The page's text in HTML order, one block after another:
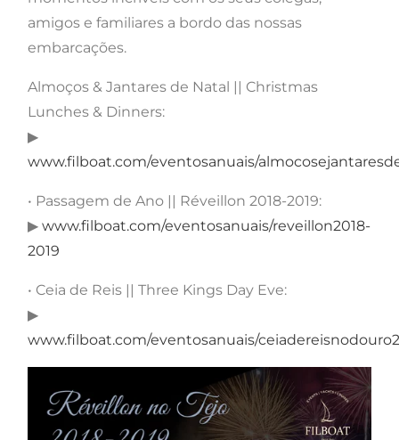
amigos e familiares a bordo das nossas
embarcações.
Almoços & Jantares de Natal || Christmas
Lunches & Dinners:
▶
www.filboat.com/eventosanuais/
• Passagem de Ano || Réveillon 2018-2019:
▶ www.filboat.com/eventosanuais/reveillon2018-
2019
• Ceia de Reis || Three Kings Day Eve:
▶
www.filboat.com/eventosanuais/